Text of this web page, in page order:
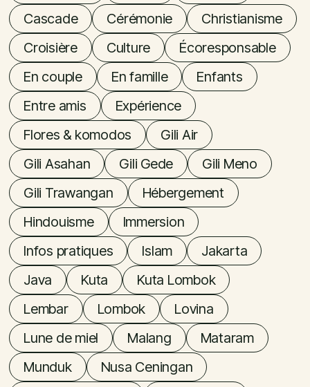
Cascade
Cérémonie
Christianisme
Croisière
Culture
Écoresponsable
En couple
En famille
Enfants
Entre amis
Expérience
Flores & komodos
Gili Air
Gili Asahan
Gili Gede
Gili Meno
Gili Trawangan
Hébergement
Hindouisme
Immersion
Infos pratiques
Islam
Jakarta
Java
Kuta
Kuta Lombok
Lembar
Lombok
Lovina
Lune de miel
Malang
Mataram
Munduk
Nusa Ceningan